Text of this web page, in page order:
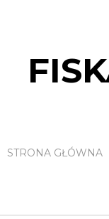
STRONA GŁÓWNA